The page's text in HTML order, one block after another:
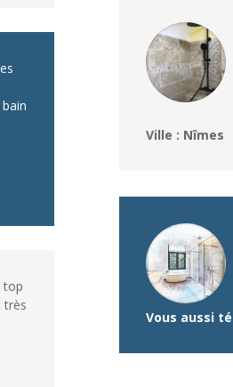
top
très
Ville : Nîmes
Vous aussi